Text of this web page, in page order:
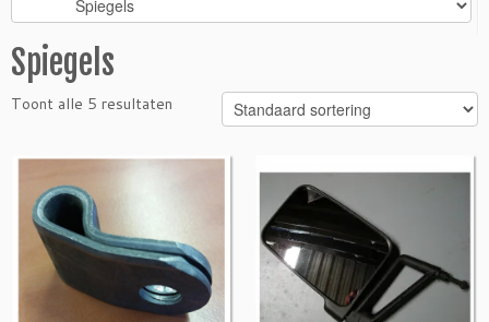
Spiegels
Toont alle 5 resultaten